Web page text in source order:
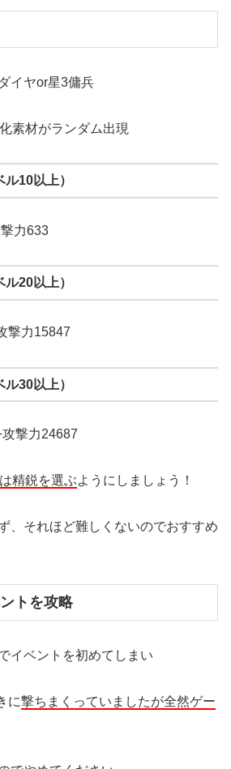
イヤor星3傭兵
素材がランダム出現
10以上）
力633
20以上）
撃力15847
30以上）
撃力24687
精鋭を選ぶようにしましょう！
、それほど難しくないのでおすすめ
トを攻略
イベントを初めてしまい
に撃ちまくっていましたが全然ゲー